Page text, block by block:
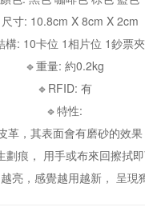
尺寸: 10.8cm X 8cm X 2cm
構: 10卡位 1相片位 1鈔票夾
🔹重量: 約0.2kg
🔹RFID: 有
🔹特性:
革，其表面會有磨砂的效果
痕， 用手或布來回擦拭
亮，感覺越用越新， 呈現